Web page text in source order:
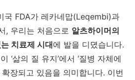
국 FDA가 레카네맙(Leqembi)과
, 우리는 처음으로 알츠하이머의
치료제 시대에 발을 디뎠습니다.
‘삶의 질 유지’에서 ‘질병 자체에
장되고 있음을 의미합니다. 이번